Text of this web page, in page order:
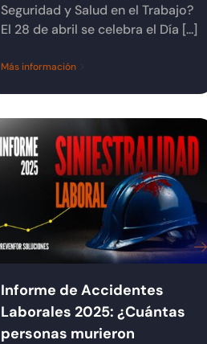
Seguridad y Salud en el Trabajo?
El 28 de abril se celebra el Día [...]
Más información
Informe de Accidentes
Laborales 2025: ¿Cuántas
personas murieron